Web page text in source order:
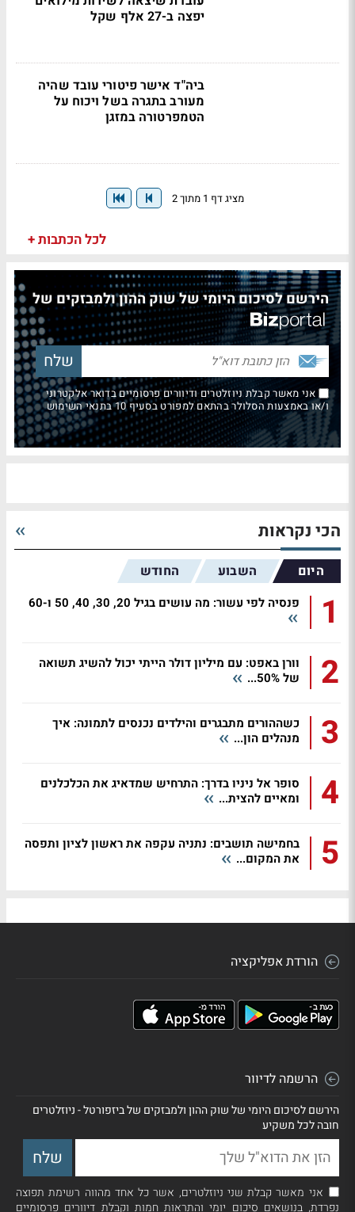
יפצה ב-27 אלף שקל
ביה"ד אישר פיטורי עובד שהיה
מעורב בתגרה בשל ויכוח על
הטמפרטורה במזגן
מציג דף 1 מתוך 2
לכל הכתבות +
הירשם לסיכום היומי של שוק ההון ולמבזקים של
אני מאשר קבלת ניוזלטרים ודיוורים פרסומיים בדואר אלקטרוני
ו/או באמצעות הסלולר בהתאם למפורט בסעיף 10 בתנאי השימוש
הכי נקראות
היום השבוע החודש
1 פנסיה לפי עשור: מה עושים בגיל 20, 30, 40, 50 ו-60
2
וורן באפט: עם מיליון דולר הייתי יכול להשיג תשואה
של 50%...
3
כשההורים מתבגרים והילדים נכנסים לתמונה: איך
מנהלים הון...
4
סופר אל ניניו בדרך: התרחיש שמדאיג את הכלכלנים
ומאיים להצית...
5
בחמישה תושבים: נתניה עקפה את ראשון לציון ותפסה
את המקום...
הורדת אפליקציה
הרשמה לדיוור
הירשם לסיכום היומי של שוק ההון ולמבזקים של ביזפורטל - ניוזלטרים
חובה לכל משקיע
אני מאשר קבלת שני ניוזלטרים, אשר כל אחד מהווה רשימת תפוצה
נפרדת, בנושאים סיכום יומי והתראות חמות וקבלת דיוורים פרסומיים